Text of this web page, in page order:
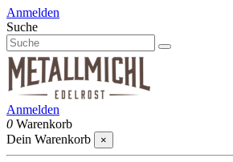
Anmelden
Suche
Anmelden
0 Warenkorb
Dein Warenkorb
×